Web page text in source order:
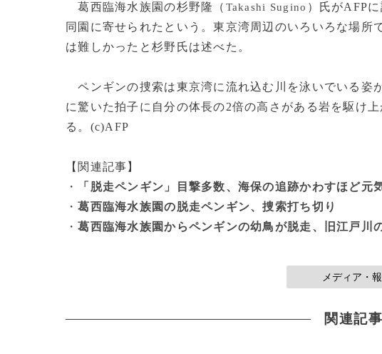
葛西臨海水族園の杉野隆（ Takashi Sugino ）氏がAFP
同園に寄せられたという。東京湾周辺のいろいろな場所
は難しかったと杉野氏は述べた。
ペンギンの捜索は東京湾に流れ込む川を泳いでいる姿
に驚いた拍子に自分の体長の2倍の高さがある岩を駆け
る。(c)AFP
【関連記事】
・
「脱走ペンギン」目撃多数、海保の追跡かわすほど元
・葛西臨海水族園の脱走ペンギン、捜索打ち切り
・葛西臨海水族園からペンギンの幼鳥が脱走、旧江戸川
メディア・
関連記事